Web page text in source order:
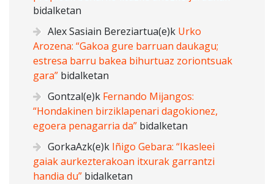
bidalketan
Alex Sasiain Bereziartua(e)k Urko
Arozena: “Gakoa gure barruan daukagu;
estresa barru bakea bihurtuaz zoriontsuak
gara” bidalketan
Gontzal(e)k Fernando Mijangos:
“Hondakinen birziklapenari dagokionez,
egoera penagarria da” bidalketan
GorkaAzk(e)k Iñigo Gebara: “Ikasleei
gaiak aurkezterakoan itxurak garrantzi
handia du” bidalketan